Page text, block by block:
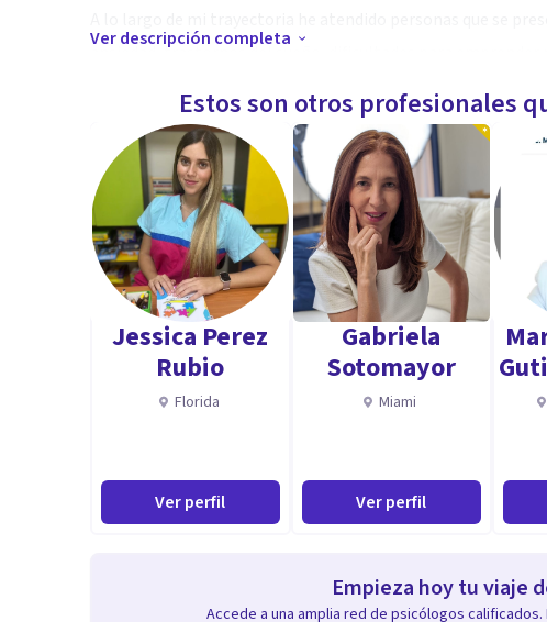
ansiedad, trastornos del sueño, dificultades para
vocacionales, problemas en las relaciones sociales y
Aptitudes
Me convoca fuertemente mi profesión, lo que me
formación, ya que las consultas con las que me enfrento no
Cada persona que consulta tiene su particularidad y me
padecimiento que no puede atravesar solo o sola.
El psicoanálisis brinda herramientas para orientar un
tienen su propio lenguaje.
Valor de la sesión:
Ver descripción completa
Estos son otros profesionales
Jessica Perez
Rubio
Florida
Ver perfil
Gabriela
Sotomayor
Miami
Ver perfil
Empieza hoy tu viaje
Accede a una amplia red de psicólogos